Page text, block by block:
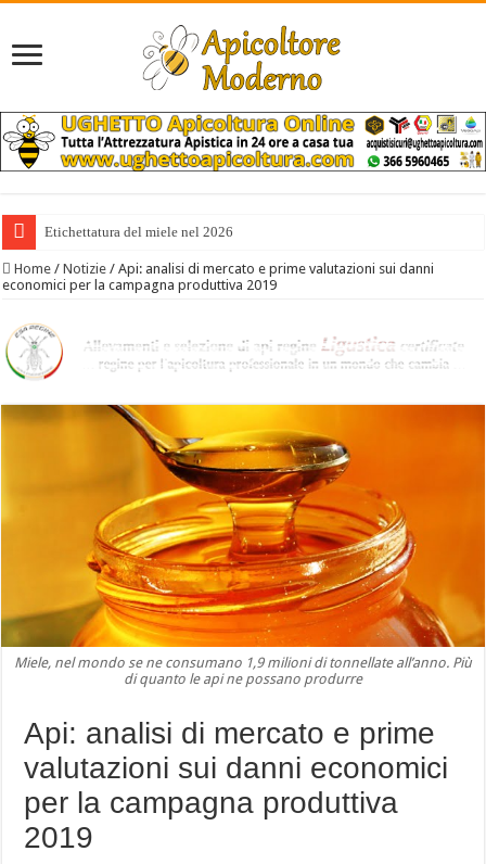
Etichettatura del miele nel 2026
Home / Notizie / Api: analisi di mercato e prime valutazioni sui danni
economici per la campagna produttiva 2019
Miele, nel mondo se ne consumano 1,9 milioni di tonnellate all’anno. Più
di quanto le api ne possano produrre
Api: analisi di mercato e prime
valutazioni sui danni economici
per la campagna produttiva
2019